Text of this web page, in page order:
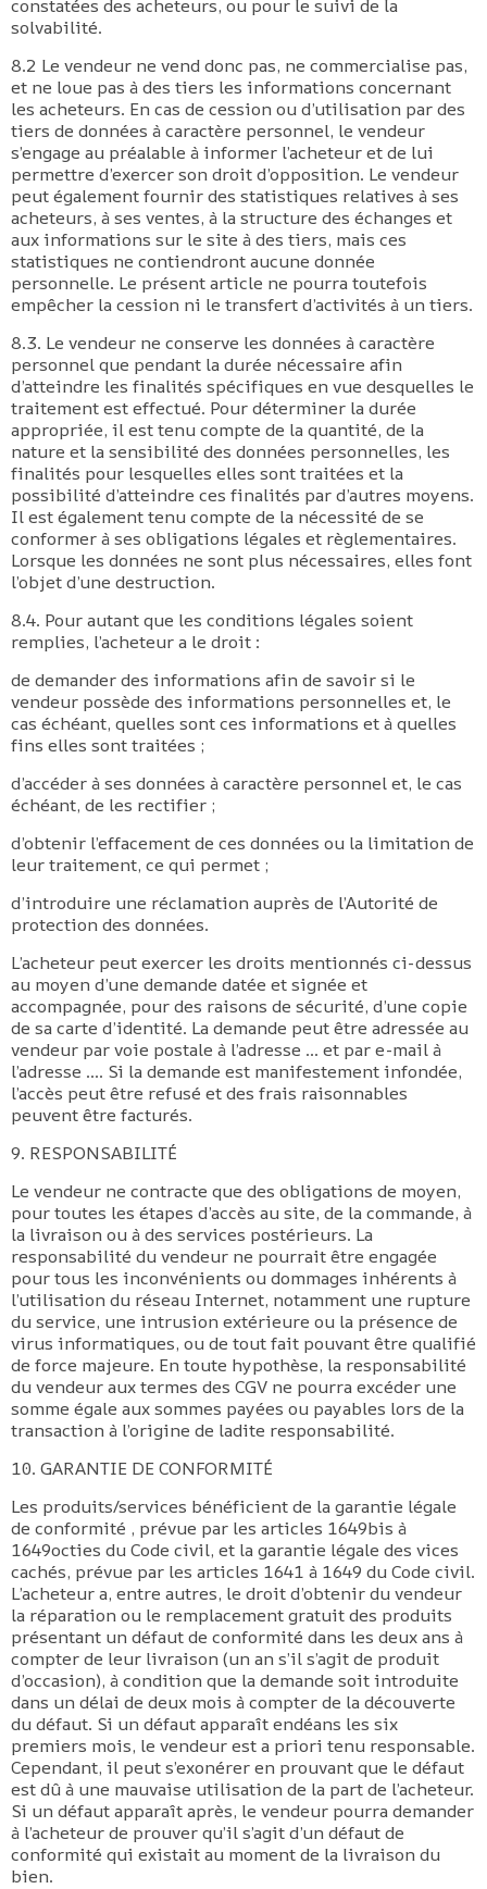
constatées des acheteurs, ou pour le suivi de la
solvabilité.
8.2 Le vendeur ne vend donc pas, ne commercialise pas,
et ne loue pas à des tiers les informations concernant
les acheteurs. En cas de cession ou d’utilisation par des
tiers de données à caractère personnel, le vendeur
s’engage au préalable à informer l’acheteur et de lui
permettre d’exercer son droit d’opposition. Le vendeur
peut également fournir des statistiques relatives à ses
acheteurs, à ses ventes, à la structure des échanges et
aux informations sur le site à des tiers, mais ces
statistiques ne contiendront aucune donnée
personnelle. Le présent article ne pourra toutefois
empêcher la cession ni le transfert d’activités à un tiers.
8.3. Le vendeur ne conserve les données à caractère
personnel que pendant la durée nécessaire afin
d’atteindre les finalités spécifiques en vue desquelles le
traitement est effectué. Pour déterminer la durée
appropriée, il est tenu compte de la quantité, de la
nature et la sensibilité des données personnelles, les
finalités pour lesquelles elles sont traitées et la
possibilité d’atteindre ces finalités par d’autres moyens.
Il est également tenu compte de la nécessité de se
conformer à ses obligations légales et règlementaires.
Lorsque les données ne sont plus nécessaires, elles font
l’objet d’une destruction.
8.4. Pour autant que les conditions légales soient
remplies, l’acheteur a le droit :
de demander des informations afin de savoir si le
vendeur possède des informations personnelles et, le
cas échéant, quelles sont ces informations et à quelles
fins elles sont traitées ;
d’accéder à ses données à caractère personnel et, le cas
échéant, de les rectifier ;
d’obtenir l’effacement de ces données ou la limitation de
leur traitement, ce qui permet ;
d’introduire une réclamation auprès de l’Autorité de
protection des données.
L’acheteur peut exercer les droits mentionnés ci-dessus
au moyen d’une demande datée et signée et
accompagnée, pour des raisons de sécurité, d’une copie
de sa carte d’identité. La demande peut être adressée au
vendeur par voie postale à l’adresse … et par e-mail à
l’adresse …. Si la demande est manifestement infondée,
l’accès peut être refusé et des frais raisonnables
peuvent être facturés.
9. RESPONSABILITÉ
Le vendeur ne contracte que des obligations de moyen,
pour toutes les étapes d’accès au site, de la commande, à
la livraison ou à des services postérieurs. La
responsabilité du vendeur ne pourrait être engagée
pour tous les inconvénients ou dommages inhérents à
l’utilisation du réseau Internet, notamment une rupture
du service, une intrusion extérieure ou la présence de
virus informatiques, ou de tout fait pouvant être qualifié
de force majeure. En toute hypothèse, la responsabilité
du vendeur aux termes des CGV ne pourra excéder une
somme égale aux sommes payées ou payables lors de la
transaction à l’origine de ladite responsabilité.
10. GARANTIE DE CONFORMITÉ
Les produits/services bénéficient de la garantie légale
de conformité , prévue par les articles 1649bis à
1649octies du Code civil, et la garantie légale des vices
cachés, prévue par les articles 1641 à 1649 du Code civil.
L’acheteur a, entre autres, le droit d’obtenir du vendeur
la réparation ou le remplacement gratuit des produits
présentant un défaut de conformité dans les deux ans à
compter de leur livraison (un an s’il s’agit de produit
d’occasion), à condition que la demande soit introduite
dans un délai de deux mois à compter de la découverte
du défaut. Si un défaut apparaît endéans les six
premiers mois, le vendeur est a priori tenu responsable.
Cependant, il peut s’exonérer en prouvant que le défaut
est dû à une mauvaise utilisation de la part de l’acheteur.
Si un défaut apparaît après, le vendeur pourra demander
à l’acheteur de prouver qu’il s’agit d’un défaut de
conformité qui existait au moment de la livraison du
bien.